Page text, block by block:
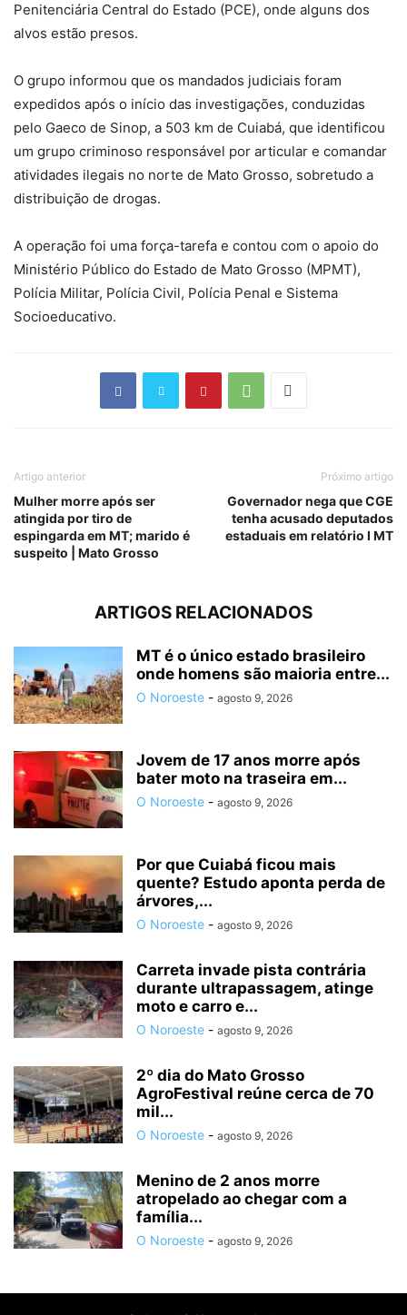
Penitenciária Central do Estado (PCE), onde alguns dos
alvos estão presos.
O grupo informou que os mandados judiciais foram
expedidos após o início das investigações, conduzidas
pelo Gaeco de Sinop, a 503 km de Cuiabá, que identificou
um grupo criminoso responsável por articular e comandar
atividades ilegais no norte de Mato Grosso, sobretudo a
distribuição de drogas.
A operação foi uma força-tarefa e contou com o apoio do
Ministério Público do Estado de Mato Grosso (MPMT),
Polícia Militar, Polícia Civil, Polícia Penal e Sistema
Socioeducativo.
Artigo anterior
Mulher morre após ser
atingida por tiro de
espingarda em MT; marido é
suspeito | Mato Grosso
Próximo artigo
Governador nega que CGE
tenha acusado deputados
estaduais em relatório I MT
ARTIGOS RELACIONADOS
MT é o único estado brasileiro
onde homens são maioria entre...
O Noroeste - agosto 9, 2026
Jovem de 17 anos morre após
bater moto na traseira em...
O Noroeste - agosto 9, 2026
Por que Cuiabá ficou mais
quente? Estudo aponta perda de
árvores,...
O Noroeste - agosto 9, 2026
Carreta invade pista contrária
durante ultrapassagem, atinge
moto e carro e...
O Noroeste - agosto 9, 2026
2º dia do Mato Grosso
AgroFestival reúne cerca de 70
mil...
O Noroeste - agosto 9, 2026
Menino de 2 anos morre
atropelado ao chegar com a
família...
O Noroeste - agosto 9, 2026